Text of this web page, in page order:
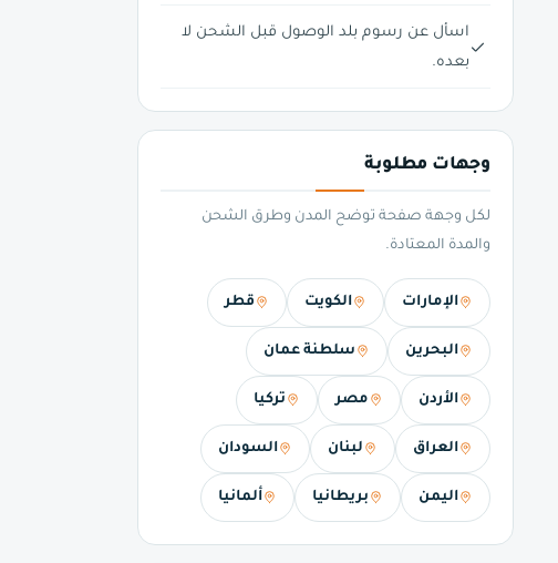
اسأل عن رسوم بلد الوصول قبل الشحن لا
بعده.
وجهات مطلوبة
لكل وجهة صفحة توضح المدن وطرق الشحن
والمدة المعتادة.
الإمارات الكويت قطر
البحرين سلطنة عمان
الأردن مصر تركيا
العراق لبنان السودان
اليمن بريطانيا ألمانيا